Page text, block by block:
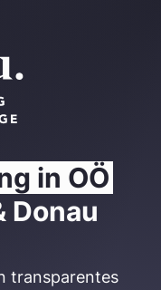
in OÖ
Donau
transparentes